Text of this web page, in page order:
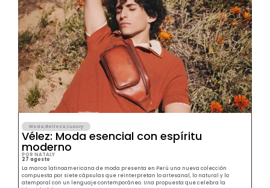
Moda Belleza Luxury
Vélez: Moda esencial con espíritu
moderno
POR NATALY
27 agosto
La marca latinoamericana de moda presenta en Perú una nueva colección
compuesta por siete cápsulas que reinterpretan lo artesanal, lo natural y lo
atemporal con un lenguaje contemporáneo. Una propuesta que celebra la